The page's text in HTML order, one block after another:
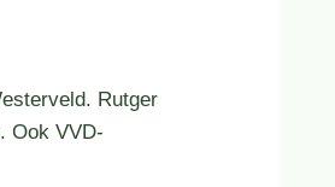
Rutger
Ook VVD-